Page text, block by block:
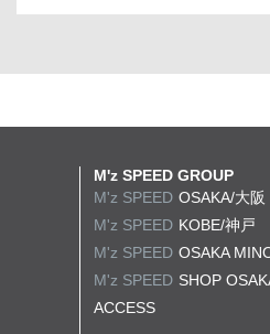
M'z SPEED GROUP
M'z SPEED OSAKA/大阪
M'z SPEED KOBE/神戸
M'z SPEED OSAKA
M'z SPEED SHOP
ACCESS